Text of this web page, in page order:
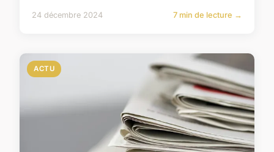
24 décembre 2024 7 min de lecture →
ACTU